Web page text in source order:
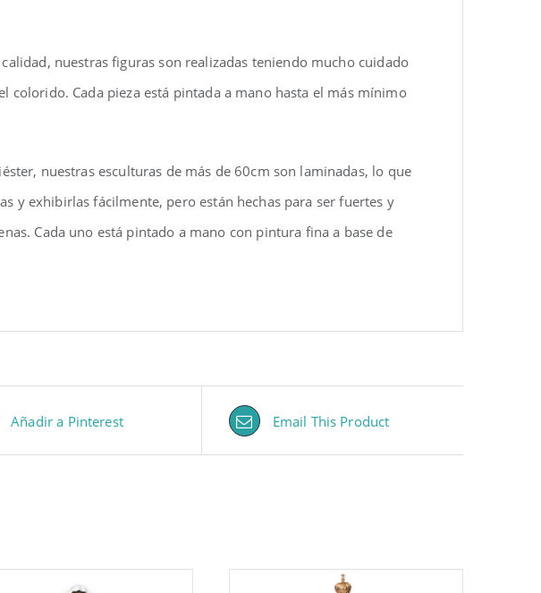
nuestras figuras son realizadas teniendo mucho cuidado
colorido. Cada pieza está pintada a mano hasta el más mínimo
nuestras esculturas de más de 60cm son laminadas, lo que
y exhibirlas fácilmente, pero están hechas para ser fuertes y
Cada uno está pintado a mano con pintura fina a base de
Añadir a Pinterest Email This Product